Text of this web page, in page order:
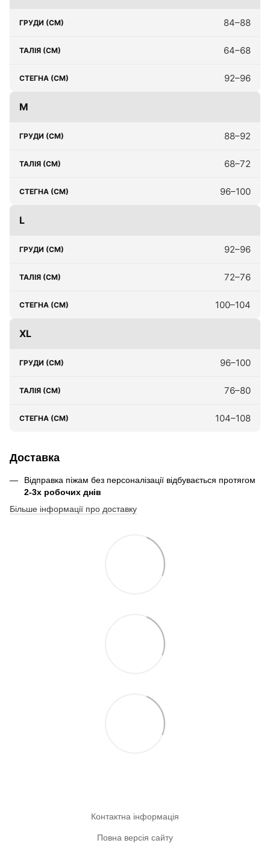
84–88
64–68
92–96
M
88–92
68–72
96–100
L
92–96
72–76
100–104
XL
96–100
76–80
104–108
Доставка
Відправка піжам без персоналізації відбувається протягом
2-3х робочих днів
Більше інформації про доставку
Контактна інформація
Повна версія сайту